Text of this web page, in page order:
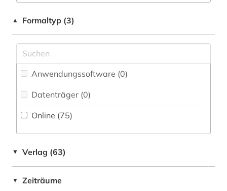
firma (1)
fotografie (1)
frankreich (2)
geschichte 1917-1970 (1)
Baltikum (13)
Belarus (15)
Belgien (2)
▲ Formaltyp (3)
Anwendungssoftware (0)
Datenträger (0)
Online (75)
▼ Verlag (63)
▼ Zeiträume